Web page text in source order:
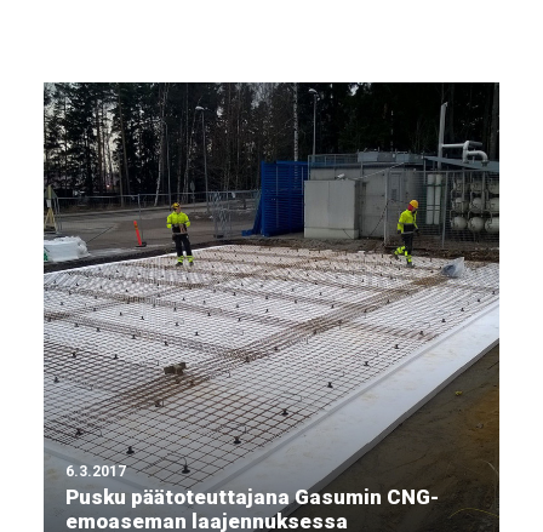
6.3.2017
Pusku päätoteuttajana Gasumin CNG-
emoaseman laajennuksessa